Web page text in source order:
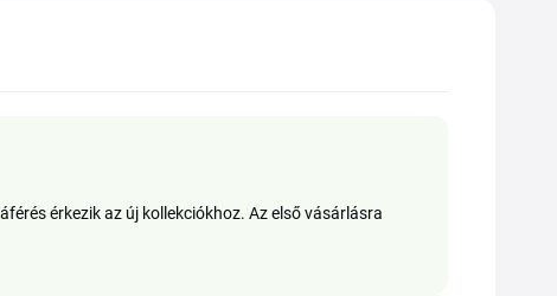
érkezik az új kollekciókhoz. Az első vásárlásra